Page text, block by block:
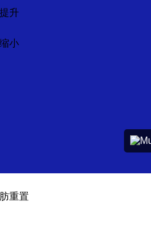
升
小
重置